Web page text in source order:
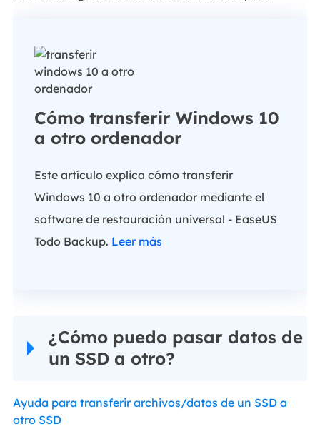
Cómo transferir Windows 10
a otro ordenador
Este artículo explica cómo transferir
Windows 10 a otro ordenador mediante el
software de restauración universal - EaseUS
Todo Backup. Leer más
¿Cómo puedo pasar datos de
un SSD a otro?
Ayuda para transferir archivos/datos de un SSD a
otro SSD